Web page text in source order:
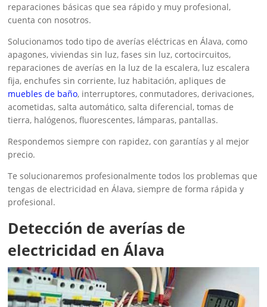
reparaciones básicas que sea rápido y muy profesional,
cuenta con nosotros.
Solucionamos todo tipo de averías eléctricas en Álava, como
apagones, viviendas sin luz, fases sin luz, cortocircuitos,
reparaciones de averías en la luz de la escalera, luz escalera
fija, enchufes sin corriente, luz habitación, apliques de
muebles de baño, interruptores, conmutadores, derivaciones,
acometidas, salta automático, salta diferencial, tomas de
tierra, halógenos, fluorescentes, lámparas, pantallas.
Respondemos siempre con rapidez, con garantías y al mejor
precio.
Te solucionaremos profesionalmente todos los problemas que
tengas de electricidad en Álava, siempre de forma rápida y
profesional.
Detección de averías de
electricidad en Álava